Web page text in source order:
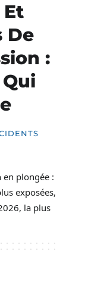
Et
De
:
en plongée :
exposées,
la plus